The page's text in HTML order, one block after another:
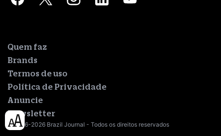
Quem faz
Brands
Termos de uso
Política de Privacidade
Anuncie
Newsletter
© 2016-2026 Brazil Journal - Todos os direitos reservados